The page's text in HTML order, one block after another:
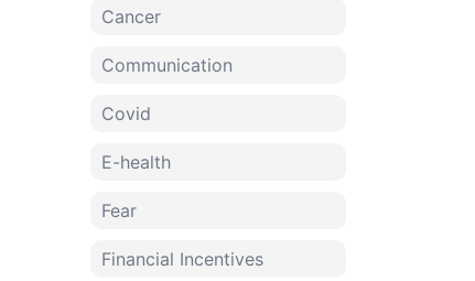
Cancer
Communication
Covid
E-health
Fear
Financial Incentives